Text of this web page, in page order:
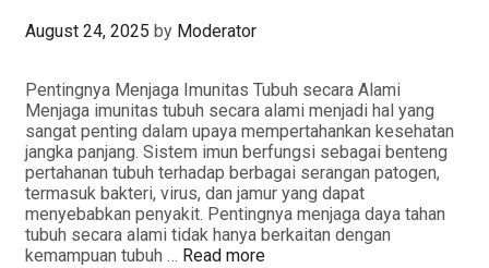
August 24, 2025 by Moderator
Pentingnya Menjaga Imunitas Tubuh secara Alami
Menjaga imunitas tubuh secara alami menjadi hal yang
sangat penting dalam upaya mempertahankan kesehatan
jangka panjang. Sistem imun berfungsi sebagai benteng
pertahanan tubuh terhadap berbagai serangan patogen,
termasuk bakteri, virus, dan jamur yang dapat
menyebabkan penyakit. Pentingnya menjaga daya tahan
tubuh secara alami tidak hanya berkaitan dengan
kemampuan tubuh … Read more